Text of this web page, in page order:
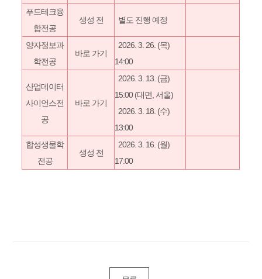
푸드테크융
합전공
생성 전​ 별도 진행 예정
양자정보과
학전공
바로 가기
2026. 3. 26. (목)
14:00
산업데이터
사이언스전
공
바로 가기
2026. 3. 13. (금)
15:00​​​ (대면, 서울)​
2026. 3. 18. (수)
13:00
합성생물학
전공
생성 전​
2026. 3. 16. (월)
17:00